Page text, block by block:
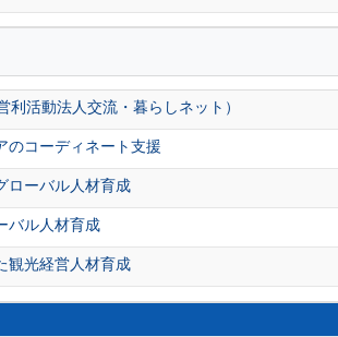
利活動法人交流・暮らしネット）
のコーディネート支援
ローバル人材育成
バル人材育成
観光経営人材育成